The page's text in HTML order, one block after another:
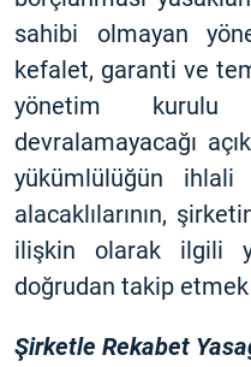
sahibi olmayan
kefalet, garanti ve
yönetim kurulu
devralamayacağı
yükümlülüğün
alacaklılarının,
ilişkin olarak ilgili
doğrudan takip
Şirketle Rekabet